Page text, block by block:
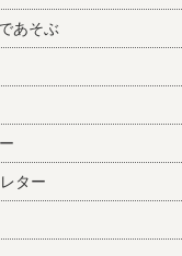
あそぶ
ター